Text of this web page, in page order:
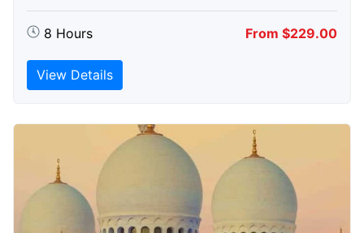
8 Hours From $229.00
View Details